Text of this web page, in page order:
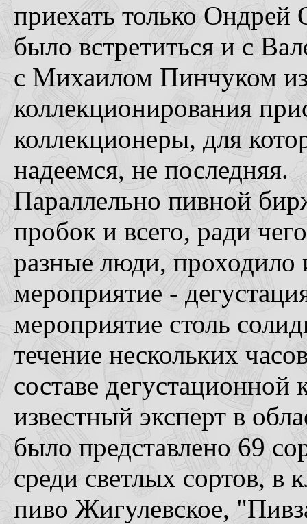
приехать только
было встретиться и с
с Михаилом Пинчуком
коллекционирования
коллекционеры, для
надеемся, не последняя.
Параллельно пивной
пробок и всего, ради
разные люди, проходило
мероприятие -
мероприятие столь
течение нескольких
составе дегустационной
известный эксперт в
было представлено 69
среди светлых сортов, в
пиво Жигулевское,